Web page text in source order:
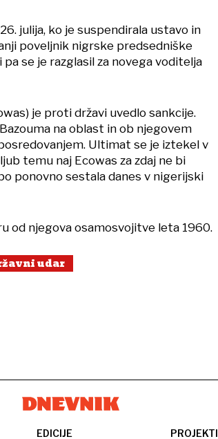
julija, ko je suspendirala ustavo in
poveljnik nigrske predsedniške
se je razglasil za novega voditelja
je proti državi uvedlo sankcije.
na oblast in ob njegovem
Ultimat se je iztekel v
temu naj Ecowas za zdaj ne bi
ponovno sestala danes v nigerijski
od njegova osamosvojitve leta 1960.
udar
EDICIJE PROJEKTI